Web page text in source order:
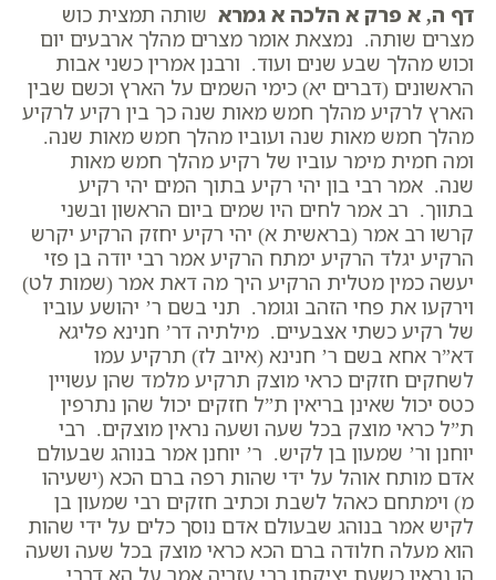
דף ה, א פרק א הלכה א גמרא שותה תמצית כוש
מצרים שותה. נמצאת אומר מצרים מהלך ארבעים יום
וכוש מהלך שבע שנים ועוד. ורבנן אמרין כשני אבות
הראשונים (דברים יא) כימי השמים על הארץ וכשם שבין
הארץ לרקיע מהלך חמש מאות שנה כך בין רקיע לרקיע
מהלך חמש מאות שנה ועוביו מהלך חמש מאות שנה.
ומה חמית מימר עוביו של רקיע מהלך חמש מאות
שנה. אמר רבי בון יהי רקיע בתוך המים יהי רקיע
בתווך. רב אמר לחים היו שמים ביום הראשון ובשני
קרשו רב אמר (בראשית א) יהי רקיע יחזק הרקיע יקרש
הרקיע יגלד הרקיע ימתח הרקיע אמר רבי יודה בן פזי
יעשה כמין מטלית הרקיע היך מה דאת אמר (שמות לט)
וירקעו את פחי הזהב וגומר. תני בשם ר’ יהושע עוביו
של רקיע כשתי אצבעיים. מילתיה דר’ חנינא פליגא
דא”ר אחא בשם ר’ חנינא (איוב לז) תרקיע עמו
לשחקים חזקים כראי מוצק תרקיע מלמד שהן עשויין
כטס יכול שאינן בריאין ת”ל חזקים יכול שהן נתרפין
ת”ל כראי מוצק בכל שעה ושעה נראין מוצקים. רבי
יוחנן ור’ שמעון בן לקיש. ר’ יוחנן אמר בנוהג שבעולם
אדם מותח אוהל על ידי שהות רפה ברם הכא (ישעיהו
מ) וימתחם כאהל לשבת וכתיב חזקים רבי שמעון בן
לקיש אמר בנוהג שבעולם אדם נוסך כלים על ידי שהות
הוא מעלה חלודה ברם הכא כראי מוצק בכל שעה ושעה
הן נראין כשעת יציקתן רבי עזריה אמר על הא דרבי